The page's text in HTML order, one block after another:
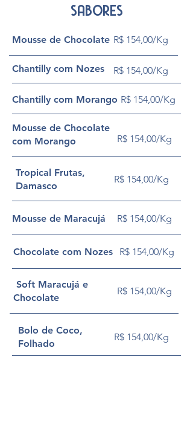
SABORES
Mousse de Chocolate R$ 154,00/Kg
Chantilly com Nozes R$ 154,00/Kg
Chantilly com Morango R$ 154,00/Kg
Mousse de Chocolate
com Morango
R$ 154,00/Kg
Tropical Frutas,
Damasco
R$ 154,00/Kg
Mousse de Maracujá R$ 154,00/Kg
Chocolate com Nozes R$ 154,00/Kg
Soft Maracujá e
Chocolate
R$ 154,00/Kg
Bolo de Coco,
Folhado
R$ 154,00/Kg